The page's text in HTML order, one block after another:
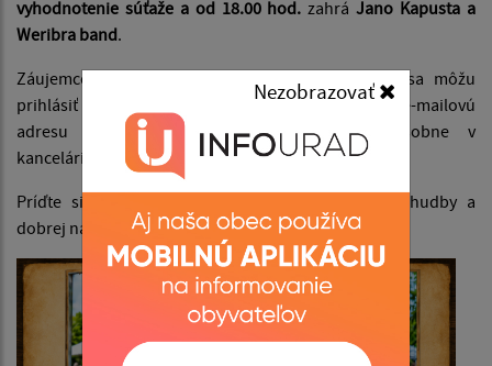
Nezobrazovať
vyhodnotenie súťaže a od 18.00 hod. zahráJano Kapusta a
Weribra band.
Záujemcovia o účasť v súťaži vo varení guláša sa môžu
prihlásiť do
zaslaním prihlášky na e-mailovú
adresu
kulturakrovinka@gmail.comalebo osobne v
kancelárii kultúrneho domu u p. Kelemenovej.
Príďte si vychutnať popoludnie plné vôní, chutí, hudby a
dobrej nálady.